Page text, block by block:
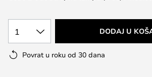
1 DODAJ U
Povrat u roku od 30 dana